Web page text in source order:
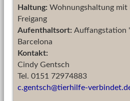
Haltung: Wohnungshaltung mit
Freigang
Aufenthaltsort: Auffangstation
Barcelona
Kontakt:
Cindy Gentsch
Tel. 0151 72974883
c.gentsch@tierhilfe-